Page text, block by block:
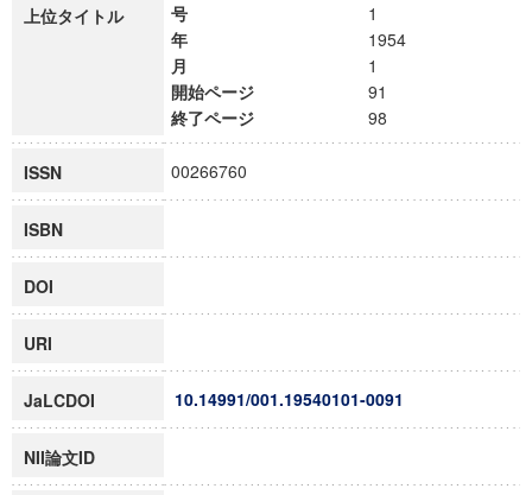
上位タイトル
号
1
年
1954
月
1
開始ページ
91
終了ページ
98
ISSN 00266760
ISBN
DOI
URI
JaLCDOI 10.14991/001.19540101-0091
NII論文ID